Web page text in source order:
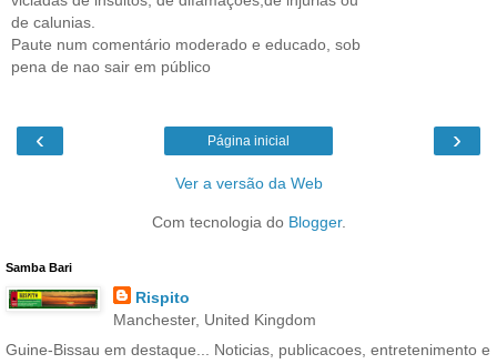
de calunias.
Paute num comentário moderado e educado, sob
pena de nao sair em público
‹ ›
Página inicial
Ver a versão da Web
Com tecnologia do Blogger.
Samba Bari
Rispito
Manchester, United Kingdom
Guine-Bissau em destaque... Noticias, publicacoes, entretenimento e